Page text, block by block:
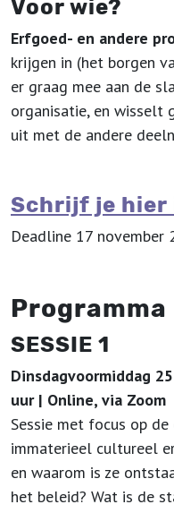
Voor wie?
Erfgoed- en andere
krijgen in (het borgen
er graag mee aan de
organisatie, en wisselt
uit met de andere
Schrijf je hier
Deadline 17 november
Programma
SESSIE 1
Dinsdagvoormiddag
uur | Online, via Zoom
Sessie met focus op
immaterieel cultureel
en waarom is ze
het beleid? Wat is de